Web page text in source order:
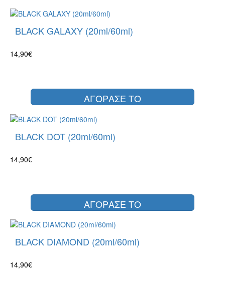
BLACK GALAXY (20ml/60ml)
14,90€
ΑΓΟΡΑΣΕ ΤΟ
BLACK DOT (20ml/60ml)
14,90€
ΑΓΟΡΑΣΕ ΤΟ
BLACK DIAMOND (20ml/60ml)
14,90€